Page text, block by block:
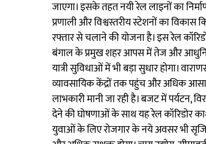
जाएगा। इसके तहत नयी रेल लाइनों का
प्रणाली और विश्वस्तरीय स्टेशनों का विकास
रफ्तार से चलाने की योजना है। इस रेल
बंगाल के प्रमुख शहर आपस में तेज और
यात्री सुविधाओं में भी बड़ा सुधार होगा।
व्यावसायिक केंद्रों तक पहुंच और अधिक
लाभकारी मानी जा रही है। बजट में पर्यटन,
देने की घोषणाओं के साथ यह रेल कॉरिडोर
युवाओं के लिए रोजगार के नये अवसर भी सृजित